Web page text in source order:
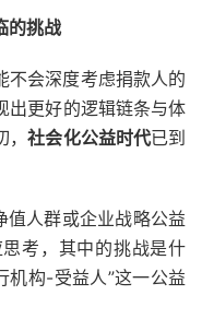
的挑战
不会深度考虑捐款人的
出更好的逻辑链条与体
，社会化公益时代已到
值人群或企业战略公益
考，其中的挑战是什
机构-受益人”这一公益